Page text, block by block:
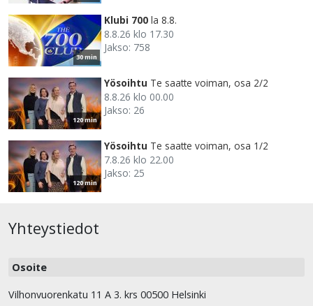
30 min
Klubi 700 la 8.8.
8.8.26 klo 17.30
Jakso: 758
120 min
Yösoihtu Te saatte voiman, osa 2/2
8.8.26 klo 00.00
Jakso: 26
120 min
Yösoihtu Te saatte voiman, osa 1/2
7.8.26 klo 22.00
Jakso: 25
Yhteystiedot
Osoite
Vilhonvuorenkatu 11 A 3. krs 00500 Helsinki